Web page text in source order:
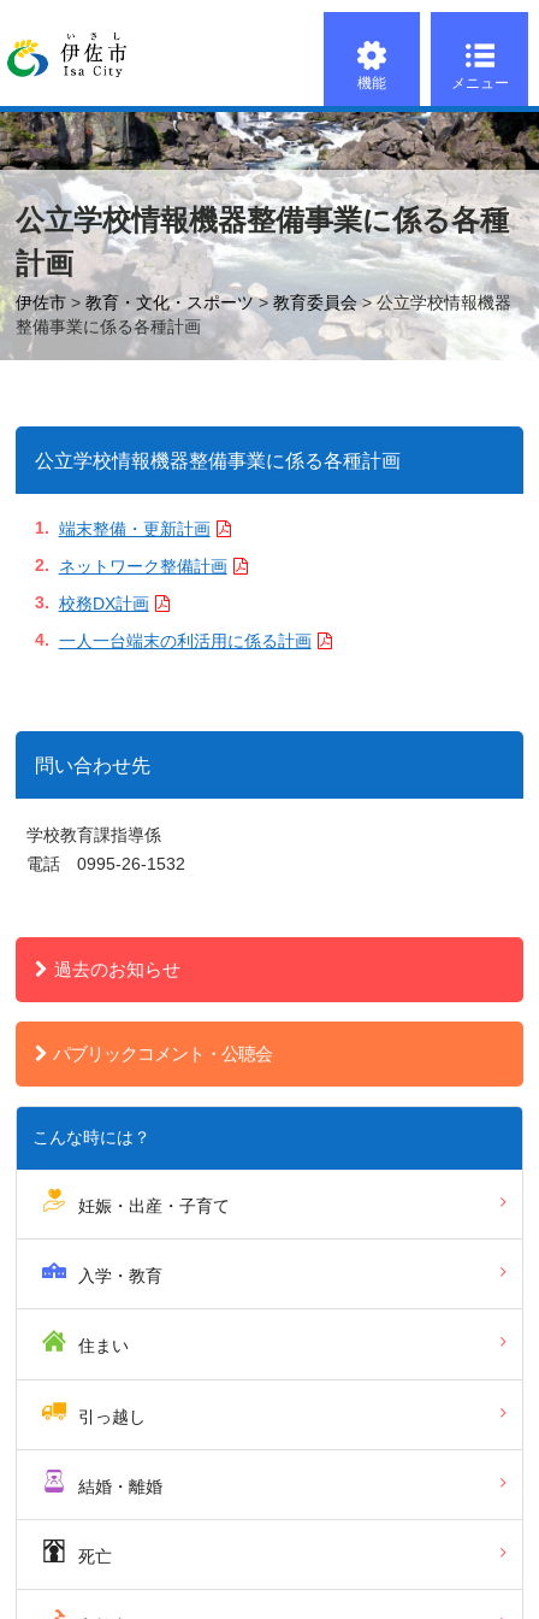
機能 メニュー
公立学校情報機器整備事業に係る各種
計画
伊佐市 >教育・文化・スポーツ>教育委員会> 公立学校情報機器
整備事業に係る各種計画
公立学校情報機器整備事業に係る各種計画
端末整備・更新計画
ネットワーク整備計画
校務DX計画
一人一台端末の利活用に係る計画
問い合わせ先
学校教育課指導係
電話 0995-26-1532
過去のお知らせ
パブリックコメント・公聴会
こんな時には？
妊娠・出産・子育て
入学・教育
住まい
引っ越し
結婚・離婚
死亡